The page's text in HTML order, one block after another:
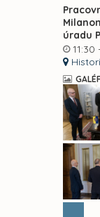
úradu
11:30